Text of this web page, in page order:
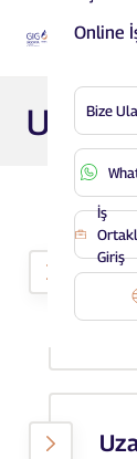
Online
Bize
İş
Giriş